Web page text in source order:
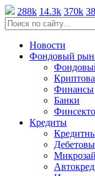
288k 14.3k 370k
Новости
Фондовый
Финансы
Банки
Кредиты